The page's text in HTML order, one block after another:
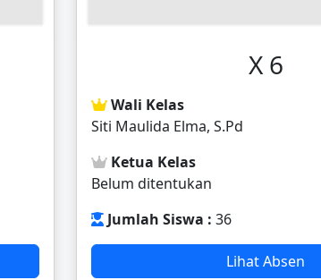
X 6
Wali Kelas
Siti Maulida Elma, S.Pd
Ketua Kelas
Belum ditentukan
Jumlah Siswa : 36
Lihat Absen